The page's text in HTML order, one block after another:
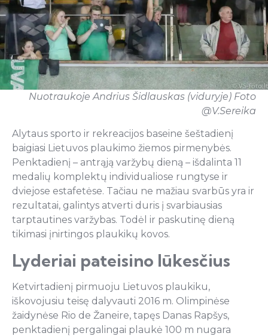
Nuotraukoje Andrius Šidlauskas (viduryje) Foto
@V.Sereika
Alytaus sporto ir rekreacijos baseine šeštadienį
baigiasi Lietuvos plaukimo žiemos pirmenybės.
Penktadienį – antrąją varžybų dieną – išdalinta 11
medalių komplektų individualiose rungtyse ir
dviejose estafetėse. Tačiau ne mažiau svarbūs yra ir
rezultatai, galintys atverti duris į svarbiausias
tarptautines varžybas. Todėl ir paskutinę dieną
tikimasi įnirtingos plaukikų kovos.
Lyderiai pateisino lūkesčius
Ketvirtadienį pirmuoju Lietuvos plaukiku,
iškovojusiu teisę dalyvauti 2016 m. Olimpinėse
žaidynėse Rio de Žaneire, tapęs Danas Rapšys,
penktadienį pergalingai plaukė 100 m nugara